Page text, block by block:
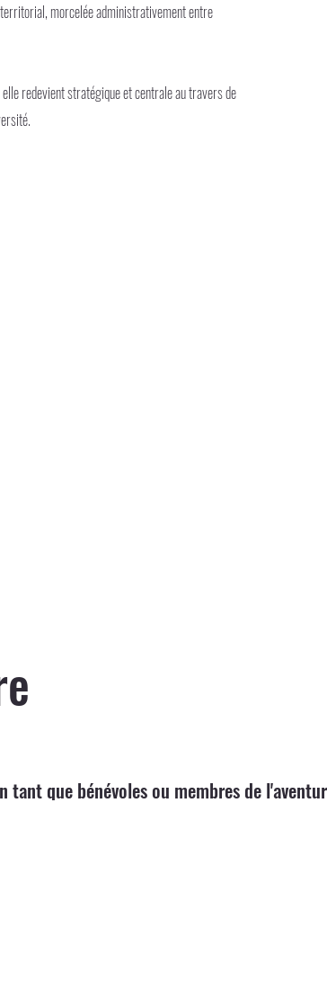
morcelée administrativement entre
redevient stratégique et centrale au travers de
que bénévoles ou membres de